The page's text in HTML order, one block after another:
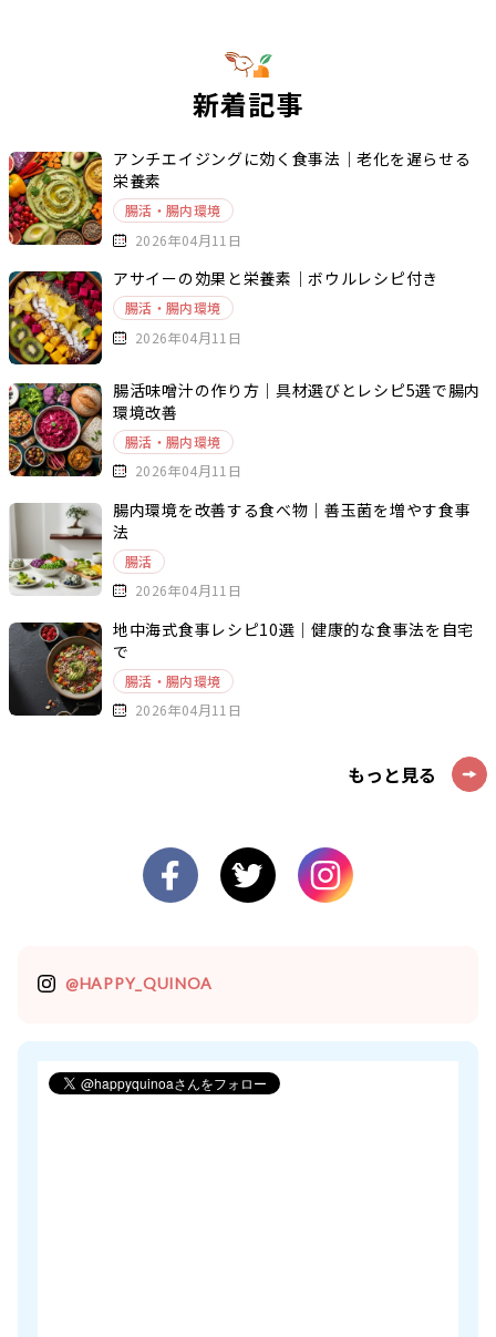
新着記事
アンチエイジングに効く食事法｜老化を遅らせる
栄養素
腸活・腸内環境
2026年04月11日
アサイーの効果と栄養素｜ボウルレシピ付き
腸活・腸内環境
2026年04月11日
腸活味噌汁の作り方｜具材選びとレシピ5選で腸内
環境改善
腸活・腸内環境
2026年04月11日
腸内環境を改善する食べ物｜善玉菌を増やす食事
法
腸活
2026年04月11日
地中海式食事レシピ10選｜健康的な食事法を自宅
で
腸活・腸内環境
2026年04月11日
もっと見る
@HAPPY_QUINOA